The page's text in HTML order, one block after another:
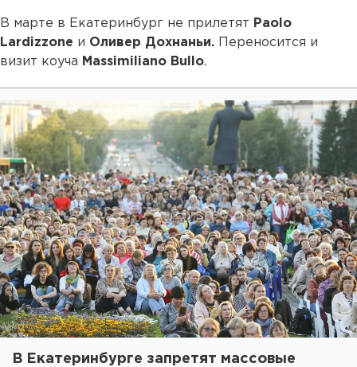
В марте в Екатеринбург не прилетят Paolo
Lardizzone и Оливер Дохнаньи.
Переносится и
визит коуча Massimiliano Bullo.
В Екатеринбурге запретят массовые